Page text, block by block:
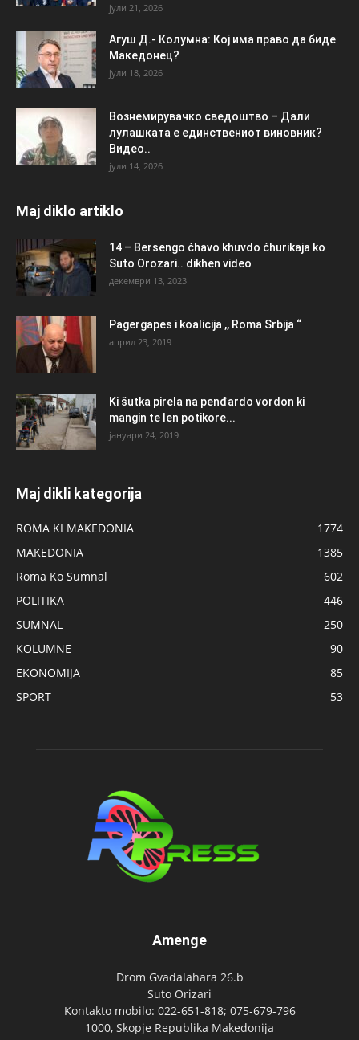
јули 21, 2026
Агуш Д.- Колумна: Кој има право да биде
Македонец?
јули 18, 2026
Вознемирувачко сведоштво – Дали
лулашката е единствениот виновник?
Видео..
јули 14, 2026
Maj diklo artiklo
14 – Bersengo ćhavo khuvdo ćhurikaja ko
Suto Orozari.. dikhen video
декември 13, 2023
Pagergapes i koalicija ,, Roma Srbija “
април 23, 2019
Ki šutka pirela na penđardo vordon ki
mangin te len potikore...
јануари 24, 2019
Maj dikli kategorija
ROMA KI MAKEDONIA
1774
MAKEDONIA
1385
Roma Ko Sumnal
602
POLITIKA
446
SUMNAL
250
KOLUMNE
90
EKONOMIJA
85
SPORT
53
Amenge
Drom Gvadalahara 26.b
Suto Orizari
Kontakto mobilo: 022-651-818; 075-679-796
1000, Skopje Republika Makedonija